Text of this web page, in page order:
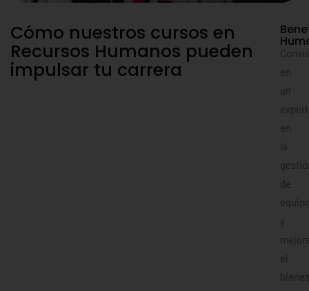
Cómo nuestros cursos en
Recursos Humanos pueden
impulsar tu carrera
en
un
en
la
de
y
el